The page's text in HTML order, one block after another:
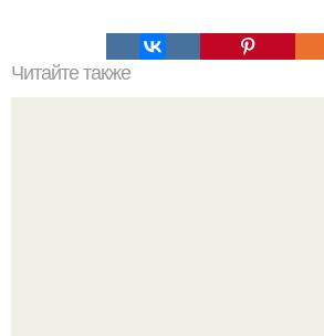
Читайте также